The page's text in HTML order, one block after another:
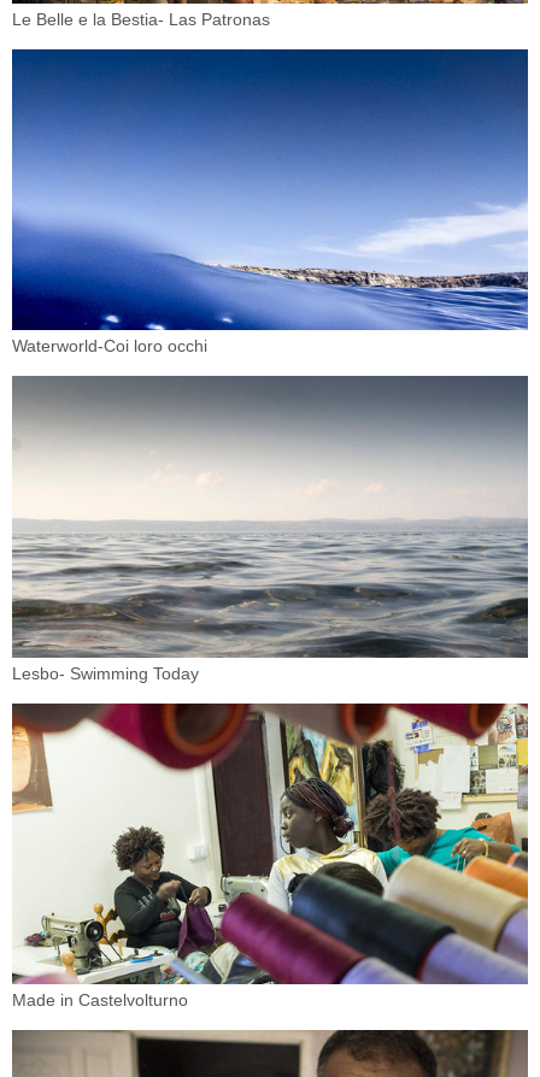
Le Belle e la Bestia- Las Patronas
Waterworld-Coi loro occhi
Lesbo- Swimming Today
Made in Castelvolturno